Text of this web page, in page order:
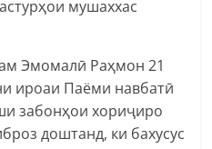
мушаххас
Эмомалӣ Раҳмон 21
ироаи Паёми навбатӣ
забонҳои хориҷиро
доштанд, ки бахусус